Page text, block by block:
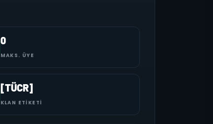
0
MAKS. ÜYE
[TÜCR]
KLAN ETIKETI